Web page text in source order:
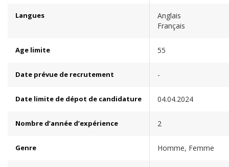
Langues
Anglais
Français
Age limite 55
Date prévue de recrutement -
Date limite de dépot de candidature 04.04.2024
Nombre d’année d’expérience 2
Genre Homme, Femme